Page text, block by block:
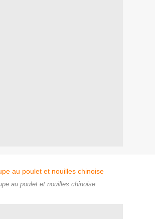
au poulet et nouilles chinoise